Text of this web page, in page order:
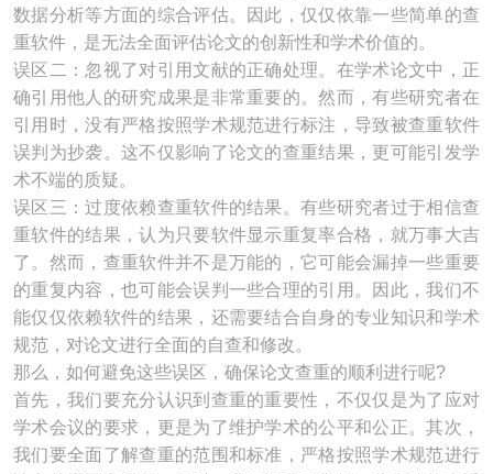
数据分析等方面的综合评估。因此，仅仅依靠一些简单的查
重软件，是无法全面评估论文的创新性和学术价值的。
误区二：忽视了对引用文献的正确处理。在学术论文中，正
确引用他人的研究成果是非常重要的。然而，有些研究者在
引用时，没有严格按照学术规范进行标注，导致被查重软件
误判为抄袭。这不仅影响了论文的查重结果，更可能引发学
术不端的质疑。
误区三：过度依赖查重软件的结果。有些研究者过于相信查
重软件的结果，认为只要软件显示重复率合格，就万事大吉
了。然而，查重软件并不是万能的，它可能会漏掉一些重要
的重复内容，也可能会误判一些合理的引用。因此，我们不
能仅仅依赖软件的结果，还需要结合自身的专业知识和学术
规范，对论文进行全面的自查和修改。
那么，如何避免这些误区，确保论文查重的顺利进行呢?
首先，我们要充分认识到查重的重要性，不仅仅是为了应对
学术会议的要求，更是为了维护学术的公平和公正。其次，
我们要全面了解查重的范围和标准，严格按照学术规范进行